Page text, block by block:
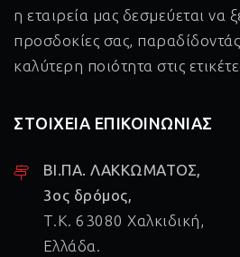
η εταιρεία μας δεσμεύεται να
προσδοκίες σας,
καλύτερη ποιότητα στις
ΣΤΟΙΧΕΙΑ ΕΠΙΚΟΙΝΩΝΙΑΣ
ΒΙ.ΠΑ. ΛΑΚΚΩΜΑΤΟΣ,
3ος δρόμος,
Τ.Κ. 63080 Χαλκιδική,
Ελλάδα.